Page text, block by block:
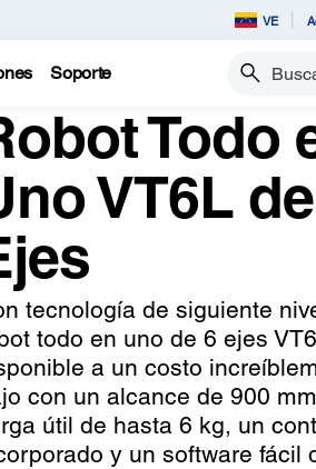
VE
Soporte Buscar
Todo
VT6L
tecnología de siguiente
todo en uno de 6 ejes
a un costo
con un alcance de 900
útil de hasta 6 kg, un
y un software fácil